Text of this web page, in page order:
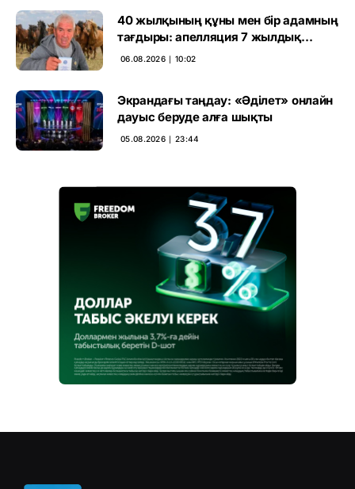
40 жылқының құны мен бір адамның
тағдыры: апелляция 7 жылдық
үкімді бұзды
06.08.2026 ∣ 10:02
Экрандағы таңдау: «Әділет» онлайн
дауыс беруде алға шықты
05.08.2026 ∣ 23:44